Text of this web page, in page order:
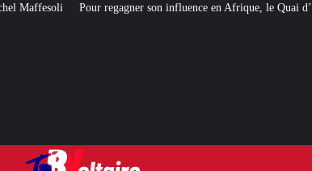
son influence en Afrique, le Quai d’Orsay a choisi… Instagram